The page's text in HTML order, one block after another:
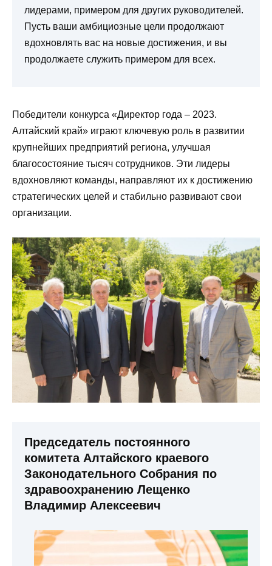
лидерами, примером для других руководителей.
Пусть ваши амбициозные цели продолжают
вдохновлять вас на новые достижения, и вы
продолжаете служить примером для всех.
Победители конкурса «Директор года – 2023.
Алтайский край» играют ключевую роль в развитии
крупнейших предприятий региона, улучшая
благосостояние тысяч сотрудников. Эти лидеры
вдохновляют команды, направляют их к достижению
стратегических целей и стабильно развивают свои
организации.
Председатель постоянного
комитета Алтайского краевого
Законодательного Собрания по
здравоохранению Лещенко
Владимир Алексеевич